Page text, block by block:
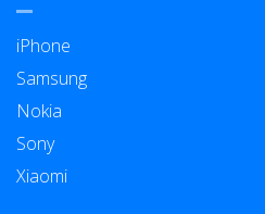
iPhone
Samsung
Nokia
Sony
Xiaomi